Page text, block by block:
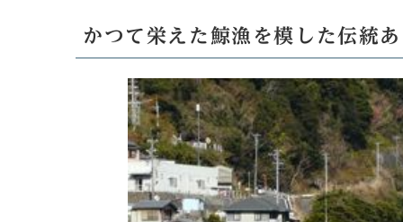
かつて栄えた鯨漁を模した伝統